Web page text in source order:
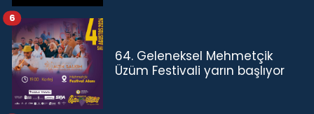
64. Geleneksel Mehmetçik
Üzüm Festivali yarın başlıyor
6